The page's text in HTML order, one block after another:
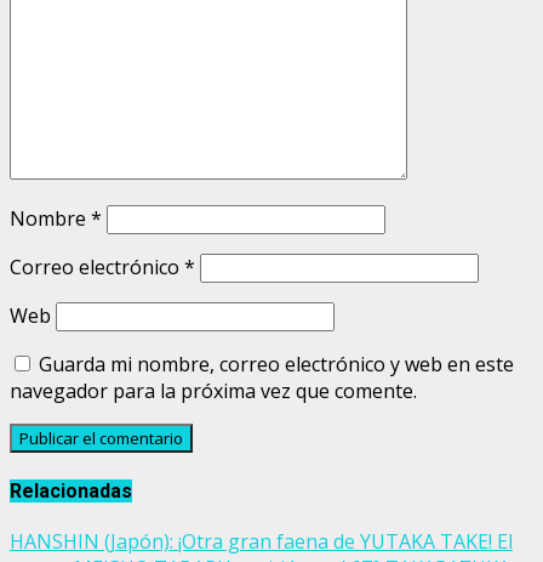
Nombre *
Correo electrónico *
Web
Guarda mi nombre, correo electrónico y web en este
navegador para la próxima vez que comente.
Relacionadas
HANSHIN (Japón): ¡Otra gran faena de YUTAKA TAKE! El